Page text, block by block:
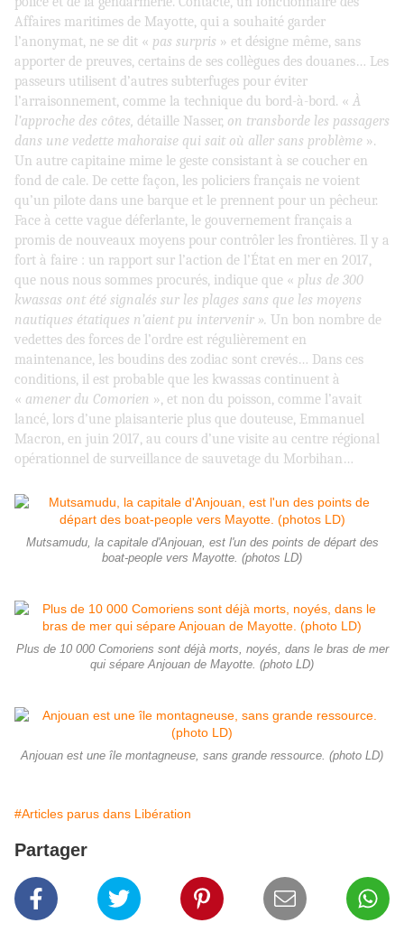
Affaires maritimes de Mayotte, qui a souhaité garder
l’anonymat, ne se dit « pas surpris » et désigne même, sans
apporter de preuves, certains de ses collègues des douanes… Les
passeurs utilisent d’autres subterfuges pour éviter
l’arraisonnement, comme la technique du bord-à-bord. « À
l’approche des côtes, détaille Nasser, on transborde les passagers
dans une vedette mahoraise qui sait où aller sans problème ».
Un autre capitaine mime le geste consistant à se coucher en
fond de cale. De cette façon, les policiers français ne voient
qu’un pilote dans une barque et le prennent pour un pêcheur.
Face à cette vague déferlante, le gouvernement français a
promis de nouveaux moyens pour contrôler les frontières. Il y a
fort à faire : un rapport sur l’action de l’État en mer en 2017,
que nous nous sommes procurés, indique que « plus de 300
kwassas ont été signalés sur les plages sans que les moyens
nautiques étatiques n’aient pu intervenir ». Un bon nombre de
vedettes des forces de l’ordre est régulièrement en
maintenance, les boudins des zodiac sont crevés… Dans ces
conditions, il est probable que les kwassas continuent à
« amener du Comorien », et non du poisson, comme l’avait
lancé, lors d’une plaisanterie plus que douteuse, Emmanuel
Macron, en juin 2017, au cours d’une visite au centre régional
opérationnel de surveillance de sauvetage du Morbihan…
Mutsamudu, la capitale d'Anjouan, est l'un des points de départ des
boat-people vers Mayotte. (photos LD)
Plus de 10 000 Comoriens sont déjà morts, noyés, dans le bras de mer
qui sépare Anjouan de Mayotte. (photo LD)
Anjouan est une île montagneuse, sans grande ressource. (photo LD)
#Articles parus dans Libération
Partager